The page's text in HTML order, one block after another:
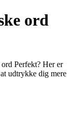
ord
Perfekt? Her er
udtrykke dig mere